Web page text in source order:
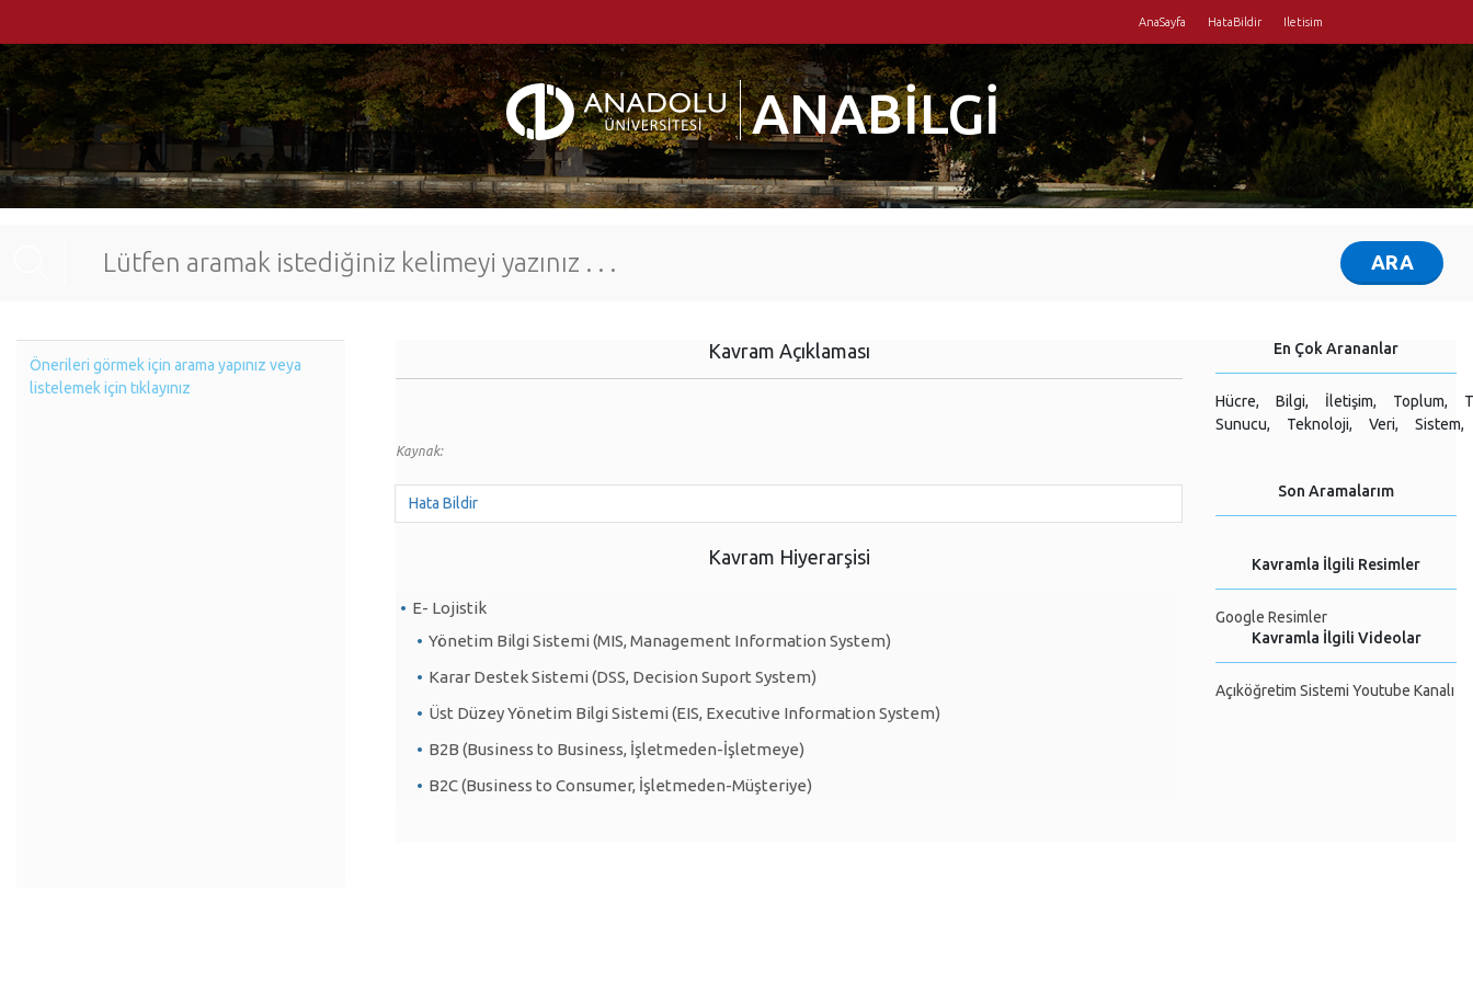
AnaSayfa HataBildir Iletisim
ANABİLGİ
Kavram Açıklaması
Kaynak:
Hata Bildir
Kavram Hiyerarşisi
E- Lojistik
Yönetim Bilgi Sistemi (MIS, Management Information System)
Karar Destek Sistemi (DSS, Decision Suport System)
Üst Düzey Yönetim Bilgi Sistemi (EIS, Executive Information System)
B2B (Business to Business, İşletmeden-İşletmeye)
B2C (Business to Consumer, İşletmeden-Müşteriye)
En Çok Arananlar
Hücre, Bilgi, İletişim, Toplum,
Sunucu,
Teknoloji, Veri, Sistem,
Son Aramalarım
Kavramla İlgili Resimler
Google Resimler
Kavramla İlgili Videolar
Açıköğretim Sistemi Youtube Kanalı
Önerileri görmek için arama yapınız veya
listelemek için tıklayınız